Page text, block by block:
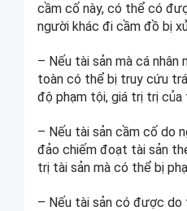
cầm cố này, có thể có
người khác đi cầm đồ bị
– Nếu tài sản mà cá
toàn có thể bị truy cứu
độ phạm tội, giá trị trị của
– Nếu tài sản cầm cố do
đảo chiếm đoạt tài sản
trị tài sản mà có thể bị
– Nếu tài sản có được